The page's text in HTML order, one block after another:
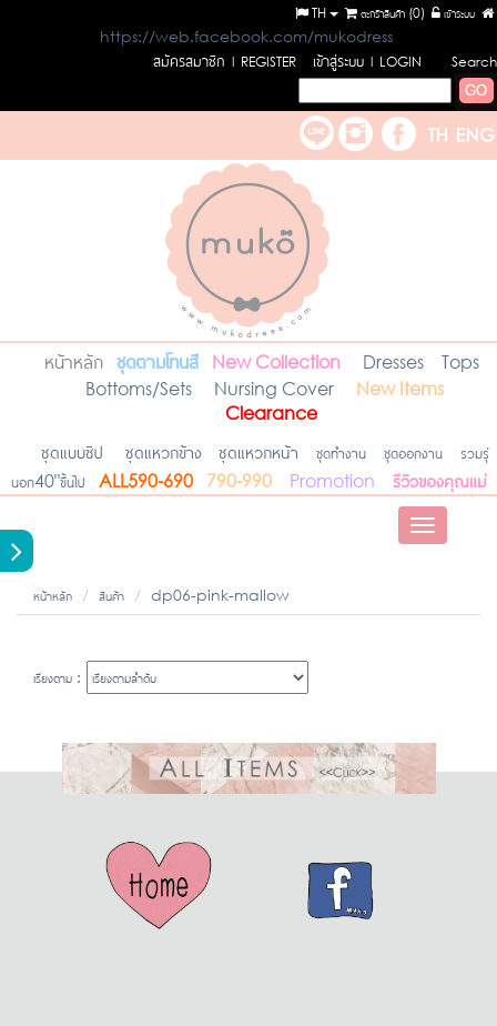
เข้าระบบ
ตะกร้าสินค้า (0)
TH
https://web.facebook.com/mukodress
สมัครสมาชิก l REGISTER เข้าสู่ระบบ l LOGIN Search
หน้าหลัก ชุดตามโทนสี New Collection Dresses
Tops
Bottoms/Sets
Nursing Cover
New Items
Clearance
ชุดแบบซิป ชุดแหวกข้าง ชุดแหวกหน้า ชุดทำงาน ชุดออกงาน
รวมรุ่
นอก40"ขึ้นไป
ALL590-690 790-990 Promotion รีวิวของคุณแม่
Toggle
หน้าหลัก สินค้า dp06-pink-mallow
เรียงตาม :